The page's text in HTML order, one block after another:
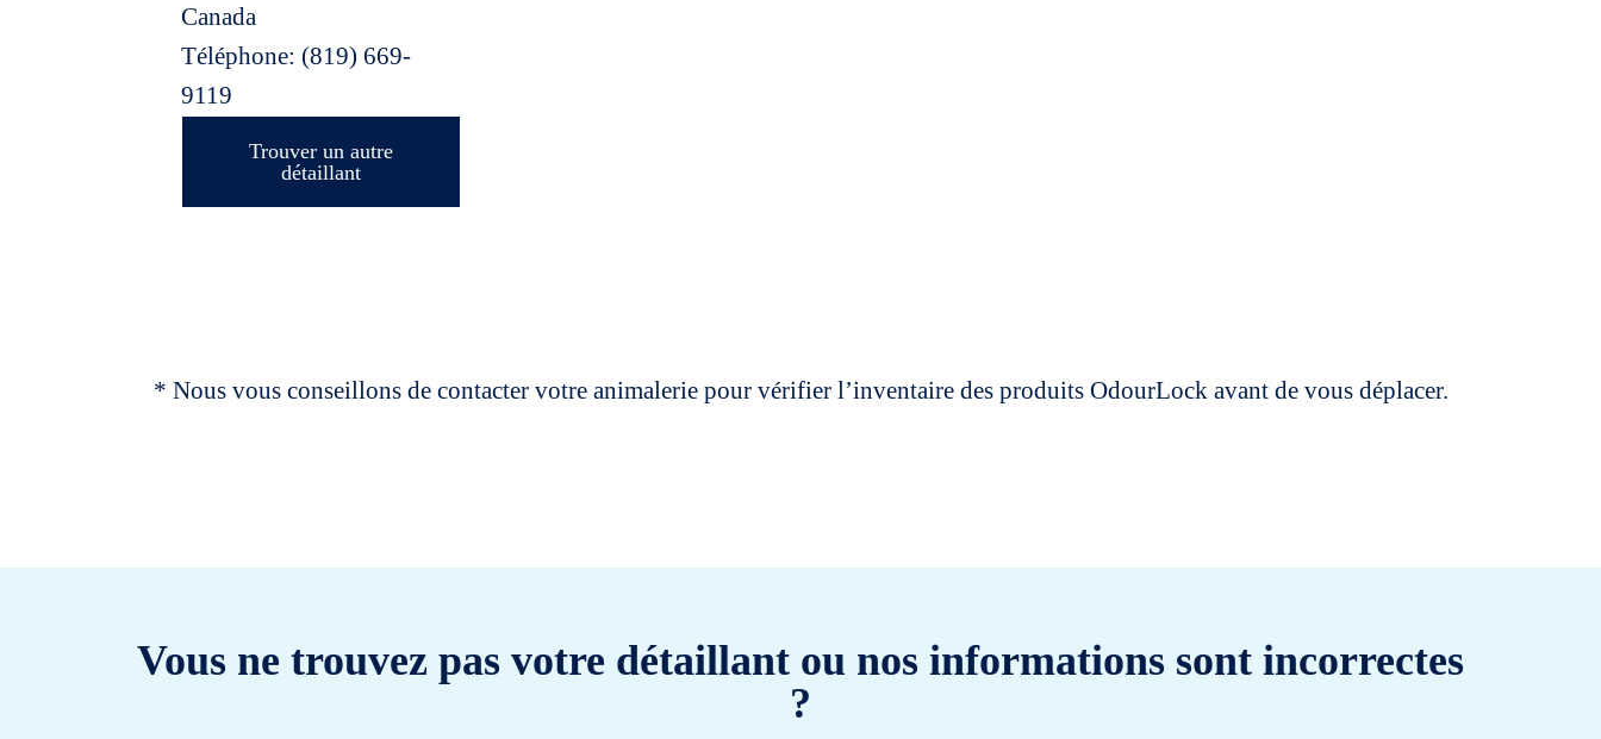
Canada
Téléphone: (819) 669-
9119
Trouver un autre
détaillant
* Nous vous conseillons de contacter votre animalerie pour vérifier l’inventaire des produits OdourLock avant de vous déplacer.
Vous ne trouvez pas votre détaillant ou nos informations sont incorrectes
?